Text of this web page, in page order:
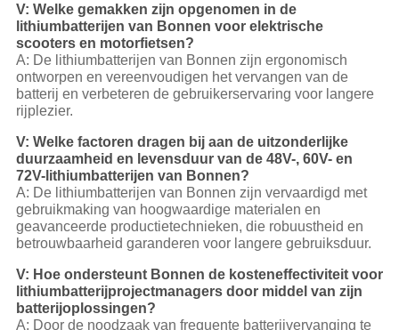
V: Welke gemakken zijn opgenomen in de
lithiumbatterijen van Bonnen voor elektrische
scooters en motorfietsen?
A: De lithiumbatterijen van Bonnen zijn ergonomisch
ontworpen en vereenvoudigen het vervangen van de
batterij en verbeteren de gebruikerservaring voor langere
rijplezier.
V: Welke factoren dragen bij aan de uitzonderlijke
duurzaamheid en levensduur van de 48V-, 60V- en
72V-lithiumbatterijen van Bonnen?
A: De lithiumbatterijen van Bonnen zijn vervaardigd met
gebruikmaking van hoogwaardige materialen en
geavanceerde productietechnieken, die robuustheid en
betrouwbaarheid garanderen voor langere gebruiksduur.
V: Hoe ondersteunt Bonnen de kosteneffectiviteit voor
lithiumbatterijprojectmanagers door middel van zijn
batterijoplossingen?
A: Door de noodzaak van frequente batterijvervanging te